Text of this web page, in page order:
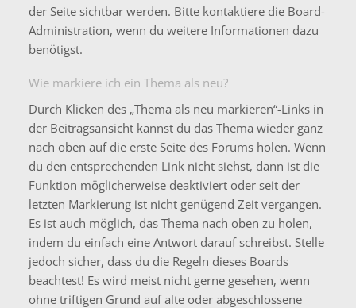
der Seite sichtbar werden. Bitte kontaktiere die Board-
Administration, wenn du weitere Informationen dazu
benötigst.
Wie markiere ich ein Thema als neu?
Durch Klicken des „Thema als neu markieren“-Links in
der Beitragsansicht kannst du das Thema wieder ganz
nach oben auf die erste Seite des Forums holen. Wenn
du den entsprechenden Link nicht siehst, dann ist die
Funktion möglicherweise deaktiviert oder seit der
letzten Markierung ist nicht genügend Zeit vergangen.
Es ist auch möglich, das Thema nach oben zu holen,
indem du einfach eine Antwort darauf schreibst. Stelle
jedoch sicher, dass du die Regeln dieses Boards
beachtest! Es wird meist nicht gerne gesehen, wenn
ohne triftigen Grund auf alte oder abgeschlossene